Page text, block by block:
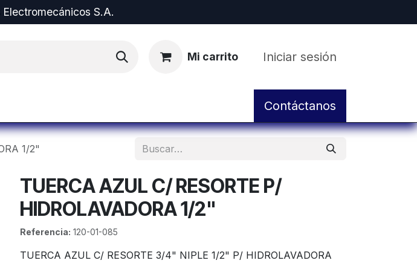
S.A.
Mi carrito Iniciar sesión
Servicio de Taller y Mantenimiento
Contáctanos
1/2"
TUERCA AZUL C/ RESORTE P/
HIDROLAVADORA 1/2"
Referencia: 120-01-085
TUERCA AZUL C/ RESORTE 3/4" NIPLE 1/2" P/ HIDROLAVADORA